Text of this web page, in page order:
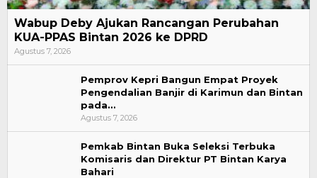
Wabup Deby Ajukan Rancangan Perubahan
KUA-PPAS Bintan 2026 ke DPRD
Agustus 7, 2026
Pemprov Kepri Bangun Empat Proyek
Pengendalian Banjir di Karimun dan Bintan
pada…
Agustus 7, 2026
Pemkab Bintan Buka Seleksi Terbuka
Komisaris dan Direktur PT Bintan Karya
Bahari